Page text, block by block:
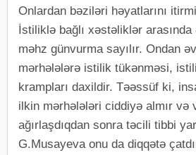
Onlardan bəziləri həyatlarını
İstiliklə bağlı xəstəliklər arasında
məhz günvurma sayılır. Ondan
mərhələlərə istilik tükənməsi,
krampları daxildir. Təəssüf ki,
ilkin mərhələləri ciddiyə almır və
ağırlaşdıqdan sonra təcili tibbi
G.Musayeva onu da diqqətə